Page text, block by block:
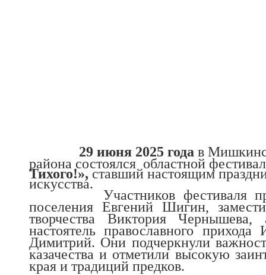
29 июня 2025 года в
района состоялся областной
Тихого!»,ставший настоящим
искусства.
Участников фестиваля
поселения Евгений Шигин,
творчества Виктория
настоятель православного
Димитрий. Они подчеркнули
казачества и отметили высокую
края и традиций предков.